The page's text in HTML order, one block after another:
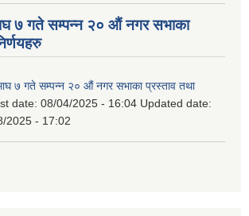
७ गते सम्पन्न २० औं नगर सभाका
७ गते सम्पन्न २० औं नगर सभाका प्रस्ताव तथा
date: 08/04/2025 - 16:04 Updated date:
2025 - 17:02